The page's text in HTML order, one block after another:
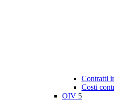
Contratti
Costi
OIV 5